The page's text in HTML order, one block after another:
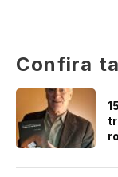
Confira